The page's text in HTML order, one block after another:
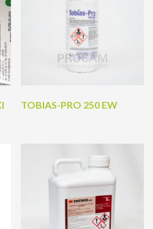
TOBIAS-PRO 250 EW